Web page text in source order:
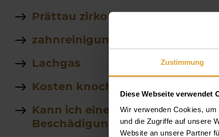
Zustimmung
Diese Webseite verwendet
Wir verwenden Cookies,
und die Zugriffe auf unsere
Website an unsere Partner
Prättau zirkon
zahnreinigung
Lachgas
Kosten knochenaufbau
Kann ich eine fest zementierte
Beschädigung